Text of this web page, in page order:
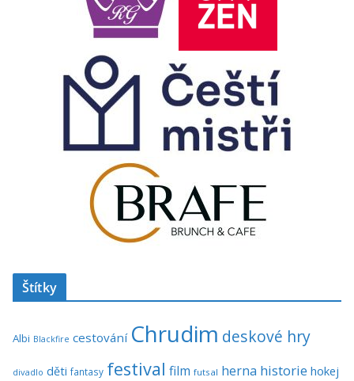
Štítky
Albi Blackfire cestování Chrudim deskové hry
divadlo děti fantasy festival film futsal herna historie hokej